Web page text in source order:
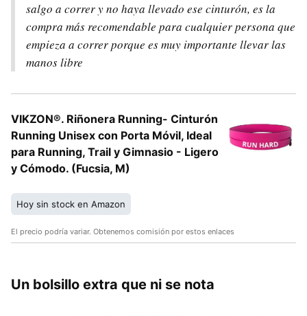
salgo a correr y no haya llevado ese cinturón, es la
compra más recomendable para cualquier persona que
empieza a correr porque es muy importante llevar las
manos libre
VIKZON®. Riñonera Running- Cinturón
Running Unisex con Porta Móvil, Ideal
para Running, Trail y Gimnasio - Ligero
y Cómodo. (Fucsia, M)
Hoy sin stock en Amazon
El precio podría variar. Obtenemos comisión por estos enlaces
Un bolsillo extra que ni se nota